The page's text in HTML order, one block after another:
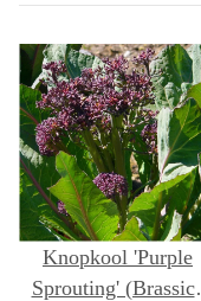
Knopkool 'Purple
Sprouting' (Brassica